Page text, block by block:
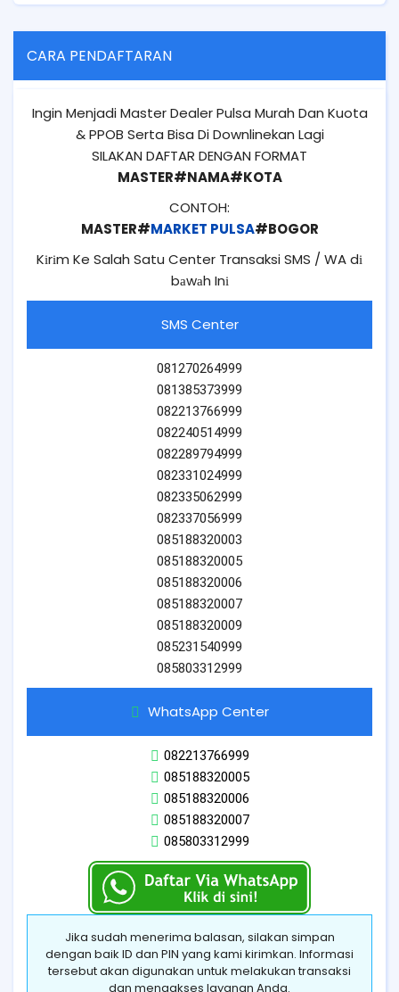
CARA PENDAFTARAN
Ingin Menjadi Master Dealer Pulsa Murah Dan Kuota
& PPOB Serta Bisa Di Downlinekan Lagi
SILAKAN DAFTAR DENGAN FORMAT
MASTER#NAMA#KOTA
CONTOH:
MASTER#MARKET PULSA#BOGOR
Kіrіm Ke Salah Satu Center Transaksi SMS / WA dі
bаwаh Inі
SMS Center
081270264999
081385373999
082213766999
082240514999
082289794999
082331024999
082335062999
082337056999
085188320003
085188320005
085188320006
085188320007
085188320009
085231540999
085803312999
WhatsApp Center
082213766999
085188320005
085188320006
085188320007
085803312999
Jika sudah menerima balasan, silakan simpan
dengan baik ID dan PIN yang kami kirimkan. Informasi
tersebut akan digunakan untuk melakukan transaksi
dan mengakses layanan Anda.